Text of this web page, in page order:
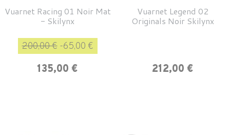
Vuarnet Racing 01 Noir Mat
- Skilynx
Prix de base
200,00 €-65,00 €
135,00 €
Vuarnet Legend 02
Originals Noir Skilynx
Prix
212,00 €